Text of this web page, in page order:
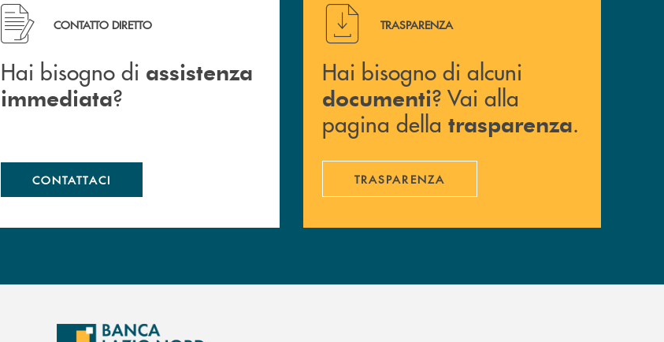
Hai bisogno di assistenza immediata ?
CONTATTO DIRETTO
Hai bisogno di assistenza
immediata?
CONTATTACI
Hai bisogno di alcuni documenti ? Vai alla pagina della
TRASPARENZA
Hai bisogno di alcuni
documenti? Vai alla
pagina della trasparenza.
TRASPARENZA